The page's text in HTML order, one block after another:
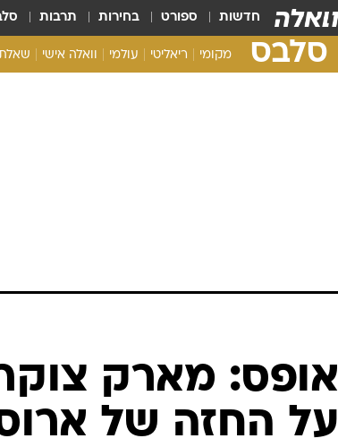
חדשות ספורט בחירות תרבות
סלבס מקומי ריאליטי עולמי וואלה אישי
אופס: מארק
על החזה של